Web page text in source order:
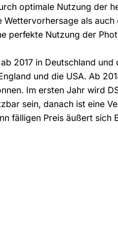
optimale Nutzung der
als
perfekte Nutzung der
2017 in Deutschland
und die USA. Ab
Im ersten Jahr wird
sein, danach ist eine
fälligen Preis äußert sich